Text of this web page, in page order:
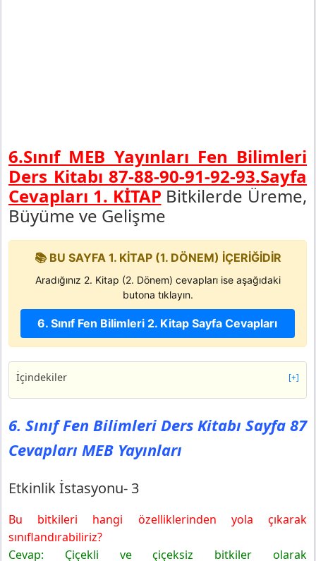
6.Sınıf MEB Yayınları Fen Bilimleri
Ders Kitabı 87-88-90-91-92-93.Sayfa
Cevapları 1. KİTAP Bitkilerde Üreme,
Büyüme ve Gelişme
📚 BU SAYFA 1. KİTAP (1. DÖNEM) İÇERİĞİDİR
Aradığınız 2. Kitap (2. Dönem) cevapları ise aşağıdaki
butona tıklayın.
6. Sınıf Fen Bilimleri 2. Kitap Sayfa Cevapları
İçindekiler [+]
6. Sınıf Fen Bilimleri Ders Kitabı Sayfa 87 Cevapları
MEB Yayınları
Etkinlik İstasyonu- 3
Etkinlik İstasyonu-4
MEB Yayınları
6. Sınıf Fen Bilimleri Ders Kitabı Sayfa 90 Cevapları
MEB Yayınları
Köprü İstasyonu
6. Sınıf Fen Bilimleri Ders Kitabı Sayfa 87
Cevapları MEB Yayınları
Etkinlik İstasyonu- 3
Bu bitkileri hangi özelliklerinden yola çıkarak
sınıflandırabiliriz?
Cevap: Çiçekli ve çiçeksiz bitkiler olarak